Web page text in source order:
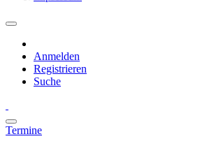
Anmelden
Registrieren
Suche
Termine